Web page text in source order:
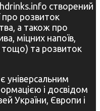
створений
про розвиток
а також про
міцних напоїв,
тощо) та розвиток
є універсальним
і досвідом
України, Європи і